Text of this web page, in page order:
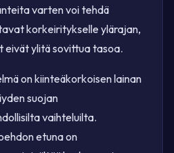
varten voi tehdä
korkeiritykselle ylärajan,
eivät ylitä sovittua tasoa.
on kiinteäkorkoisen lainan
suojan
vaihteluilta.
etuna on